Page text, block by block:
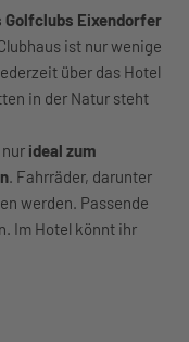
Golfclubs Eixendorfer
ist nur wenige
über das Hotel
in der Natur steht
ideal zum
. Fahrräder, darunter
werden. Passende
Im Hotel könnt ihr